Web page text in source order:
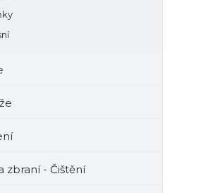
zbraní - Čištění